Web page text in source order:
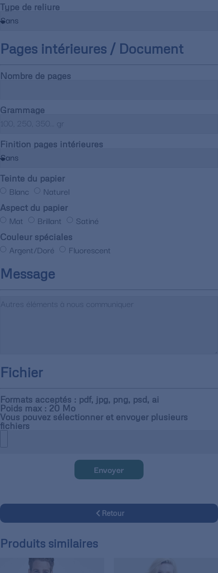
Type de reliure
Pages intérieures / Document
Nombre de pages
Grammage
Finition pages intérieures
Teinte du papier
Blanc Naturel
Aspect du papier
Mat Brillant Satiné
Couleur spéciales
Argent/Doré Fluorescent
Message
Fichier
Formats acceptés : pdf, jpg, png, psd, ai
Poids max : 20 Mo
Vous pouvez sélectionner et envoyer plusieurs
fichiers
Envoyer
Retour
Produits similaires